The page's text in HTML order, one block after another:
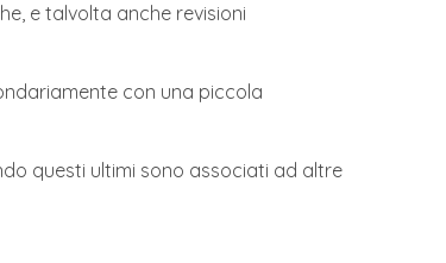
e talvolta anche revisioni
con una piccola
questi ultimi sono associati ad altre